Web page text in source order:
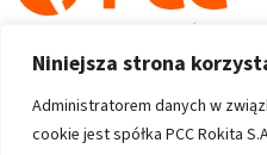
Niniejsza strona
Administratorem danych w
cookie jest spółka PCC Rokita